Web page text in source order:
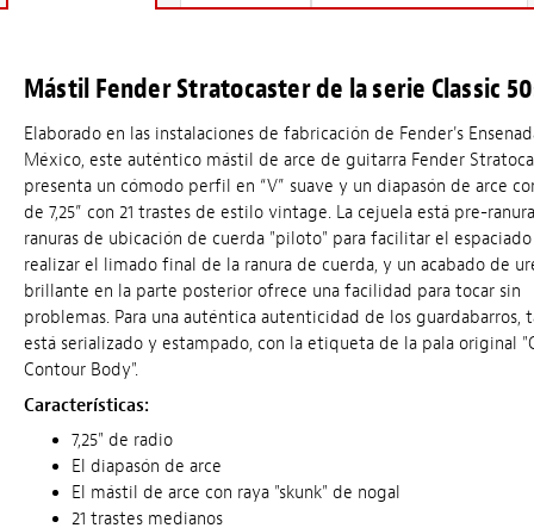
Mástil Fender Stratocaster de la serie Classic
Elaborado en las instalaciones de fabricación de Fender's
México, este auténtico mástil de arce de guitarra Fender
presenta un cómodo perfil en “V” suave y un diapasón de arce
de 7,25” con 21 trastes de estilo vintage. La cejuela está pre-
ranuras de ubicación de cuerda "piloto" para facilitar el
realizar el limado final de la ranura de cuerda, y un acabado de
brillante en la parte posterior ofrece una facilidad para tocar sin
problemas. Para una auténtica autenticidad de los guardabarros,
está serializado y estampado, con la etiqueta de la pala original
Contour Body".
Características:
7,25" de radio
El diapasón de arce
El mástil de arce con raya "skunk" de nogal
21 trastes medianos